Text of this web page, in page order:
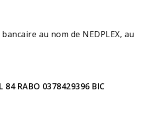
au nom de NEDPLEX, au
84 RABO 0378429396 BIC